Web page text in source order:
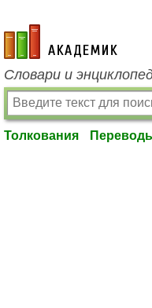
academic.ru
Словари и
Толкования